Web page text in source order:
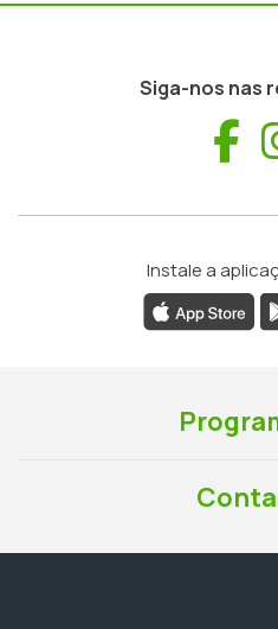
Siga-nos nas
Instale a